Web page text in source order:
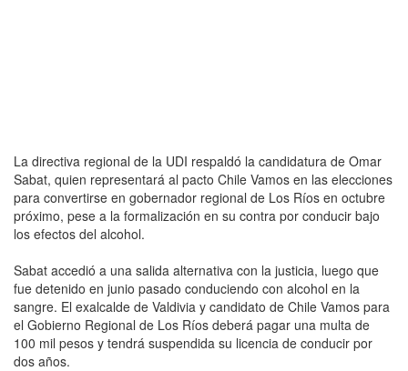
La directiva regional de la UDI respaldó la candidatura de Omar
Sabat, quien representará al pacto Chile Vamos en las elecciones
para convertirse en gobernador regional de Los Ríos en octubre
próximo, pese a la formalización en su contra por conducir bajo
los efectos del alcohol.
Sabat accedió a una salida alternativa con la justicia, luego que
fue detenido en junio pasado conduciendo con alcohol en la
sangre. El exalcalde de Valdivia y candidato de Chile Vamos para
el Gobierno Regional de Los Ríos deberá pagar una multa de
100 mil pesos y tendrá suspendida su licencia de conducir por
dos años.